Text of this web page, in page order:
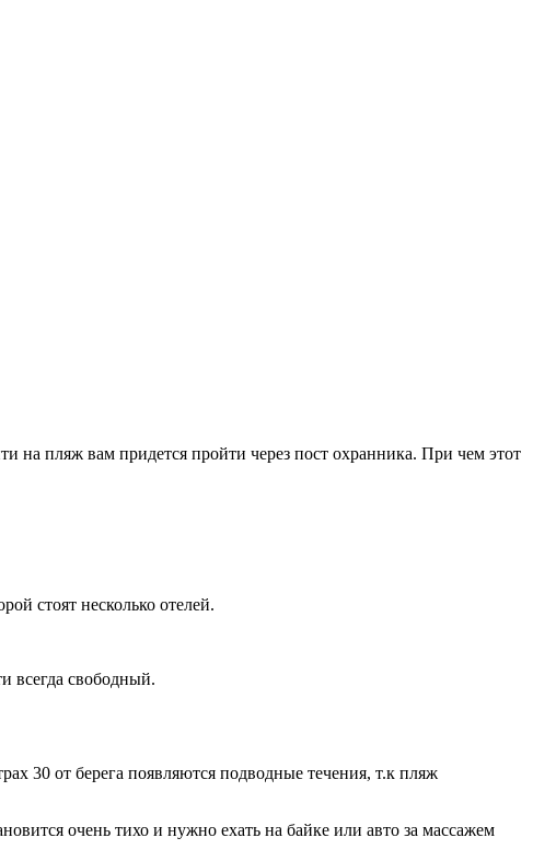
на пляж вам придется пройти через пост охранника. При чем этот
стоят несколько отелей.
всегда свободный.
30 от берега появляются подводные течения, т.к пляж
очень тихо и нужно ехать на байке или авто за массажем